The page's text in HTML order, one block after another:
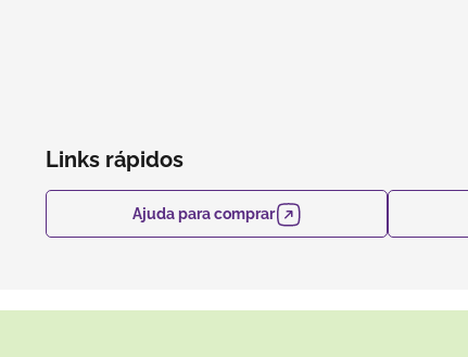
Links rápidos
Ajuda para comprar